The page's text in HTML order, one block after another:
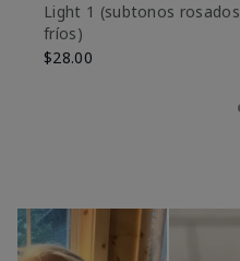
Light 1​ (subtonos rosados
fríos)
$28.00